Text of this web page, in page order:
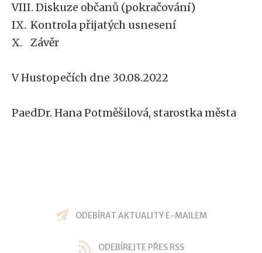
VIII. Diskuze občanů (pokračování)
IX. Kontrola přijatých usnesení
X.
Závěr
V Hustopečích dne 30.08.2022
PaedDr. Hana Potměšilová, starostka města
ODEBÍRAT AKTUALITY E-MAILEM
ODEBÍREJTE PŘES RSS